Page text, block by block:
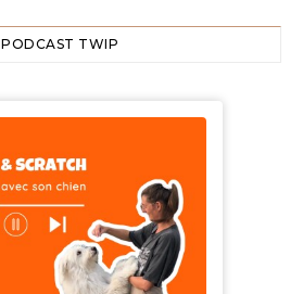
PODCAST TWIP